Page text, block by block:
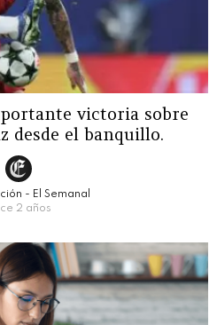
victoria sobre
desde el banquillo.
- El Semanal
2 años